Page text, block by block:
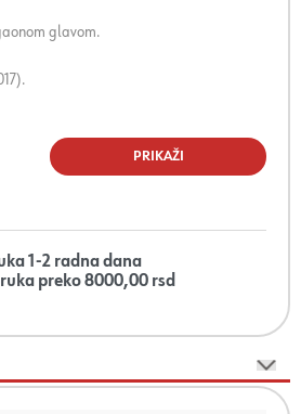
glavom.
PRIKAŽI
1-2 radna dana
preko 8000,00 rsd